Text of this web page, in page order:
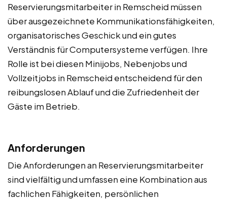
Reservierungsmitarbeiter in Remscheid müssen
über ausgezeichnete Kommunikationsfähigkeiten,
organisatorisches Geschick und ein gutes
Verständnis für Computersysteme verfügen. Ihre
Rolle ist bei diesen Minijobs, Nebenjobs und
Vollzeitjobs in Remscheid entscheidend für den
reibungslosen Ablauf und die Zufriedenheit der
Gäste im Betrieb.
Anforderungen
Die Anforderungen an Reservierungsmitarbeiter
sind vielfältig und umfassen eine Kombination aus
fachlichen Fähigkeiten, persönlichen